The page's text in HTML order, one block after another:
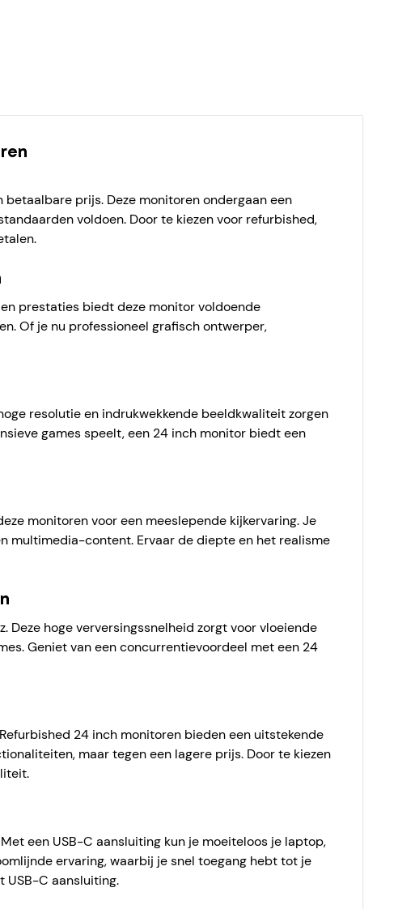
prijs. Deze monitoren ondergaan een
voldoen. Door te kiezen voor refurbished,
prestaties biedt deze monitor voldoende
Of je nu professioneel grafisch ontwerper,
resolutie en indrukwekkende beeldkwaliteit zorgen
games speelt, een 24 inch monitor biedt een
monitoren voor een meeslepende kijkervaring. Je
multimedia-content. Ervaar de diepte en het realisme
hoge verversingssnelheid zorgt voor vloeiende
Geniet van een concurrentievoordeel met een 24
24 inch monitoren bieden een uitstekende
maar tegen een lagere prijs. Door te kiezen
een USB-C aansluiting kun je moeiteloos je laptop,
ervaring, waarbij je snel toegang hebt tot je
USB-C aansluiting.